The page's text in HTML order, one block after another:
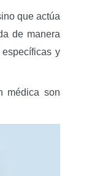
que actúa
de manera
y
médica son